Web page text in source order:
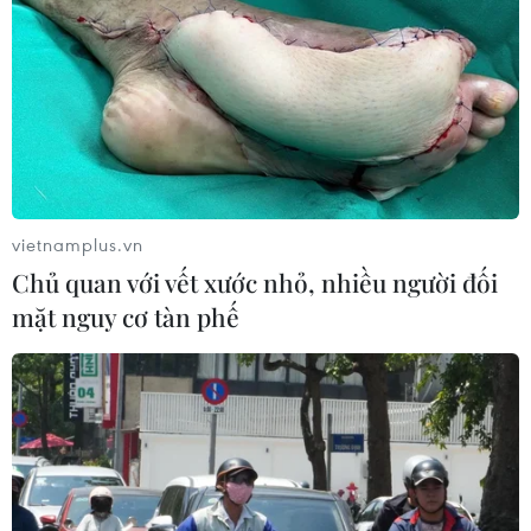
10/8/2022.
vietnamplus.vn
Chủ quan với vết xước nhỏ, nhiều người đối
mặt nguy cơ tàn phế